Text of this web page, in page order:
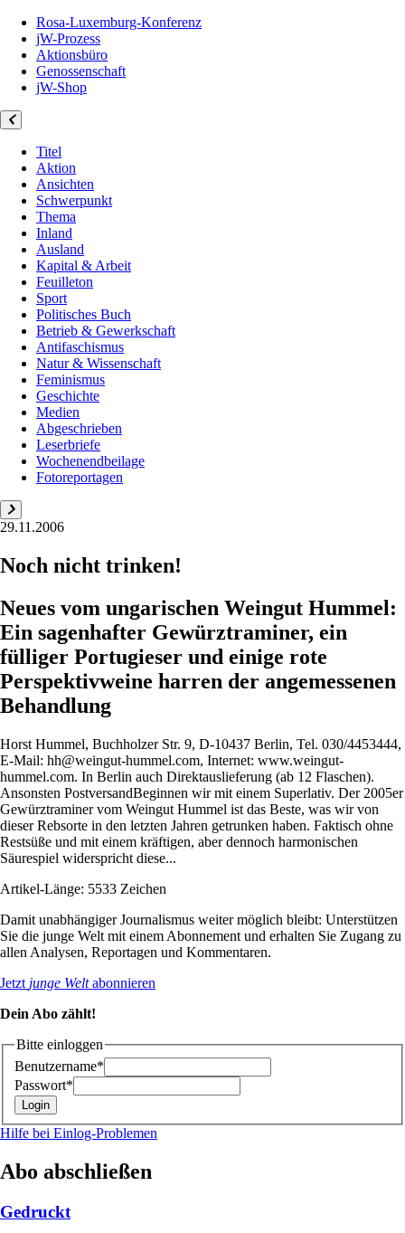
Rosa-Luxemburg-Konferenz
jW-Prozess
Aktionsbüro
Genossenschaft
jW-Shop
Titel
Aktion
Ansichten
Schwerpunkt
Thema
Inland
Ausland
Kapital & Arbeit
Feuilleton
Sport
Politisches Buch
Betrieb & Gewerkschaft
Antifaschismus
Natur & Wissenschaft
Feminismus
Geschichte
Medien
Abgeschrieben
Leserbriefe
Wochenendbeilage
Fotoreportagen
29.11.2006
Noch nicht trinken!
Neues vom ungarischen Weingut Hummel:
Ein sagenhafter Gewürztraminer, ein
fülliger Portugieser und einige rote
Perspektivweine harren der angemessenen
Behandlung
Horst Hummel, Buchholzer Str. 9, D-10437 Berlin, Tel. 030/4453444,
E-Mail: hh@weingut-hummel.com, Internet: www.weingut-
hummel.com. In Berlin auch Direktauslieferung (ab 12 Flaschen).
Ansonsten PostversandBeginnen wir mit einem Superlativ. Der 2005er
Gewürztraminer vom Weingut Hummel ist das Beste, was wir von
dieser Rebsorte in den letzten Jahren getrunken haben. Faktisch ohne
Restsüße und mit einem kräftigen, aber dennoch harmonischen
Säurespiel widerspricht diese...
Artikel-Länge: 5533 Zeichen
Damit unabhängiger Journalismus weiter möglich bleibt: Unterstützen
Sie die junge Welt mit einem Abonnement und erhalten Sie Zugang zu
allen Analysen, Reportagen und Kommentaren.
Jetzt junge Weltabonnieren
Dein Abo zählt!
Bitte einloggen
Benutzername*
Passwort*
Hilfe bei Einlog-Problemen
Abo abschließen
Gedruckt